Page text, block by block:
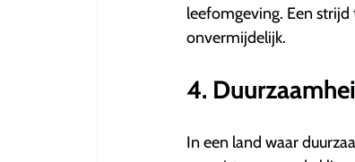
leefomgeving. Een
onvermijdelijk.
4.
In een land waar